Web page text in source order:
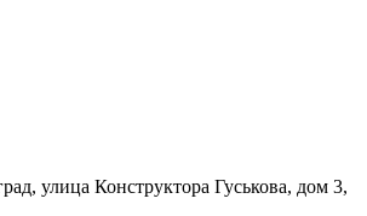
улица Конструктора Гуськова, дом 3,